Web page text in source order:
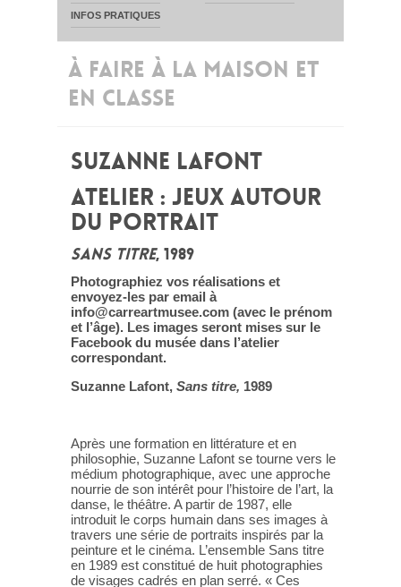
INFOS PRATIQUES
À FAIRE À LA MAISON ET
EN CLASSE
SUZANNE LAFONT
ATELIER : JEUX AUTOUR
DU PORTRAIT
SANS TITRE, 1989
Photographiez vos réalisations et
envoyez-les par email à
info@carreartmusee.com (avec le prénom
et l’âge). Les images seront mises sur le
Facebook du musée dans l’atelier
correspondant.
Suzanne Lafont, Sans titre, 1989
Après une formation en littérature et en
philosophie, Suzanne Lafont se tourne vers le
médium photographique, avec une approche
nourrie de son intérêt pour l’histoire de l’art, la
danse, le théâtre. A partir de 1987, elle
introduit le corps humain dans ses images à
travers une série de portraits inspirés par la
peinture et le cinéma. L’ensemble Sans titre
en 1989 est constitué de huit photographies
de visages cadrés en plan serré. « Ces